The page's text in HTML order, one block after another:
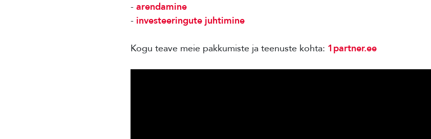
- arendamine
- investeeringute juhtimine
Kogu teave meie pakkumiste ja teenuste kohta: 1partner.ee